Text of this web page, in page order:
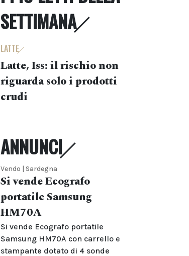
SETTIMANA
LATTE
Latte, Iss: il rischio non
riguarda solo i prodotti
crudi
ANNUNCI
Vendo | Sardegna
Si vende Ecografo
portatile Samsung
HM70A
Si vende Ecografo portatile
Samsung HM70A con carrello e
stampante dotato di 4 sonde